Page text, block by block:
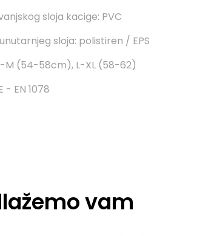
sloja kacige: PVC
sloja: polistiren / EPS
M (54-58cm), L-XL (58-62)
- EN 1078
vam